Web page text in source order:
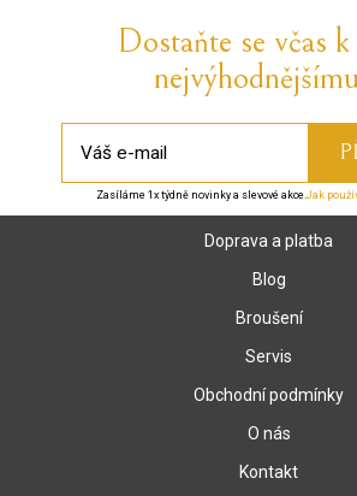
Dostaňte se včas
Zasíláme 1x týdně novinky a slevové akce.Jak
Doprava a platba
Blog
Broušení
Servis
Obchodní podmínky
O nás
Kontakt